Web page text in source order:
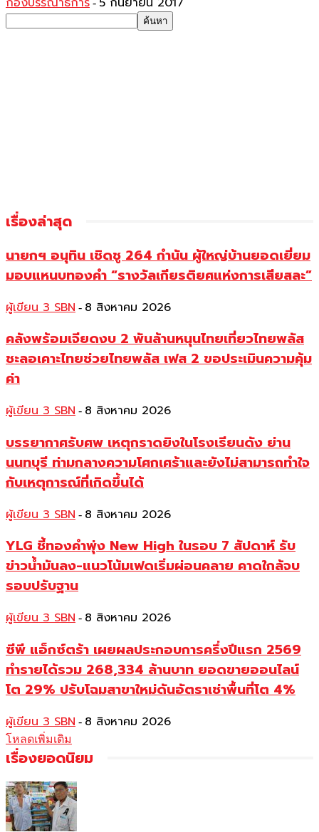
-
เรื่องล่าสุด
นายกฯ อนุทิน เชิดชู 264 กำนัน ผู้ใหญ่บ้านยอดเยี่ยม
มอบแหนบทองคำ “รางวัลเกียรติยศแห่งการเสียสละ”
ผู้เขียน 3 SBN - 8 สิงหาคม 2026
คลังพร้อมเจียดงบ 2 พันล้านหนุนไทยเที่ยวไทยพลัส
ชะลอเคาะไทยช่วยไทยพลัส เฟส 2 ขอประเมินความคุ้ม
ค่า
ผู้เขียน 3 SBN - 8 สิงหาคม 2026
บรรยากาศรับศพ เหตุกราดยิงในโรงเรียนดัง ย่าน
นนทบุรี ท่ามกลางความโศกเศร้าและยังไม่สามารถทำใจ
กับเหตุการณ์ที่เกิดขึ้นได้
ผู้เขียน 3 SBN - 8 สิงหาคม 2026
YLG ชี้ทองคำพุ่ง New High ในรอบ 7 สัปดาห์ รับ
ข่าวน้ำมันลง-แนวโน้มเฟดเริ่มผ่อนคลาย คาดใกล้จบ
รอบปรับฐาน
ผู้เขียน 3 SBN - 8 สิงหาคม 2026
ซีพี แอ็กซ์ตร้า เผยผลประกอบการครึ่งปีแรก 2569
ทำรายได้รวม 268,334 ล้านบาท ยอดขายออนไลน์
โต 29% ปรับโฉมสาขาใหม่ดันอัตราเช่าพื้นที่โต 4%
ผู้เขียน 3 SBN - 8 สิงหาคม 2026
โหลดเพิ่มเติม
เรื่องยอดนิยม